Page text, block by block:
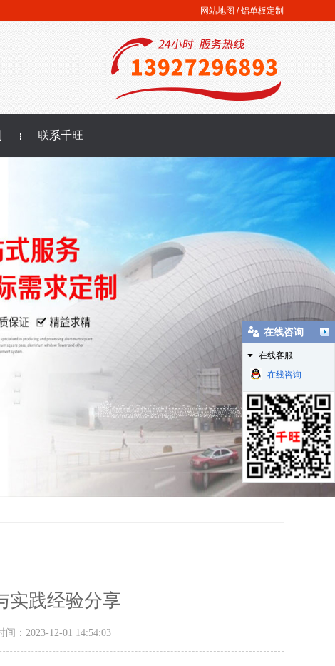
网站地图 /铝单板定制
联系千旺
实践经验分享
：2023-12-01 14:54:03
在线咨询
在线客服
在线咨询